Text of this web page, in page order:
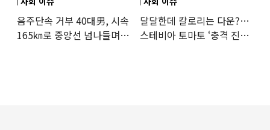
음주단속 거부 40대男, 시속
165㎞로 중앙선 넘나들며
달달한데 칼로리는 다운?…
스테비아 토마토 ‘충격 진실’